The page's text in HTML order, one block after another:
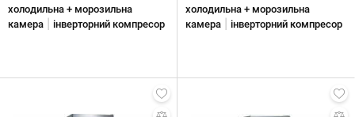
холодильна + морозильна
камера
інверторний компресор
холодильна + морозильна
камера
інверторний компресор